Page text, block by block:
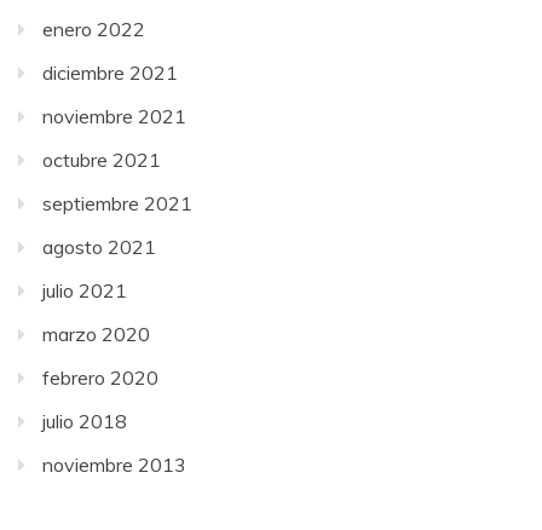
enero 2022
diciembre 2021
noviembre 2021
octubre 2021
septiembre 2021
agosto 2021
julio 2021
marzo 2020
febrero 2020
julio 2018
noviembre 2013